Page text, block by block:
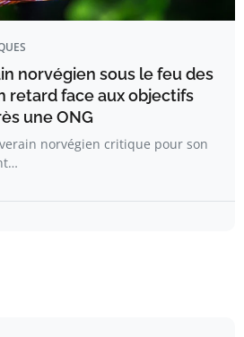
norvégien sous le feu des
retard face aux objectifs
une ONG
norvégien critique pour son